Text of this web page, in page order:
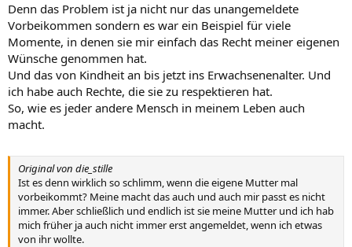
Denn das Problem ist ja nicht nur das unangemeldete
Vorbeikommen sondern es war ein Beispiel für viele
Momente, in denen sie mir einfach das Recht meiner eigenen
Wünsche genommen hat.
Und das von Kindheit an bis jetzt ins Erwachsenenalter. Und
ich habe auch Rechte, die sie zu respektieren hat.
So, wie es jeder andere Mensch in meinem Leben auch
macht.
Original von die_stille
Ist es denn wirklich so schlimm, wenn die eigene Mutter mal
vorbeikommt? Meine macht das auch und auch mir passt es nicht
immer. Aber schließlich und endlich ist sie meine Mutter und ich hab
mich früher ja auch nicht immer erst angemeldet, wenn ich etwas
von ihr wollte.